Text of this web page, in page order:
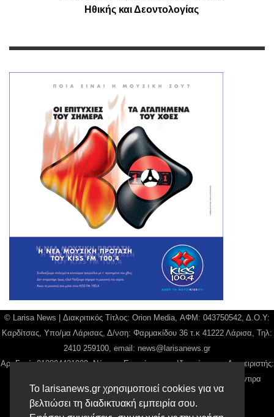
Το larisanews.gr χρησιμοποιεί cookies για να
βελτιώσει τη διαδικτυακή εμπειρία σου.
Ηθικής και Δεοντολογίας
© Larisa News | Διακριτικός Τίτλος: Orion Media, ΑΦΜ: 043750542, Δ.Ο.Υ:
Καρδίτσας, Υπο/μα Λάρισας, Δ/νση: Φαρμακίδου 36 τ.κ 41222 Λάρισα, Τηλ:
2410 259100, email: news@larisanews.gr
Αρ. Γεμή: 018804431000, Νόμιμος Εκπρόσωπος, Ιδιοκτήτης και Διαχειριστής:
Παναγιώτης Φιλίππου, Διευθύντρια: Γιαννουσά Βασιλική, Διευθύντιρα
Σύνταξης: Μπαλαμπάνη Βασιλική.
Δικαιούχος domain name Παναγιώτης Φιλίππου